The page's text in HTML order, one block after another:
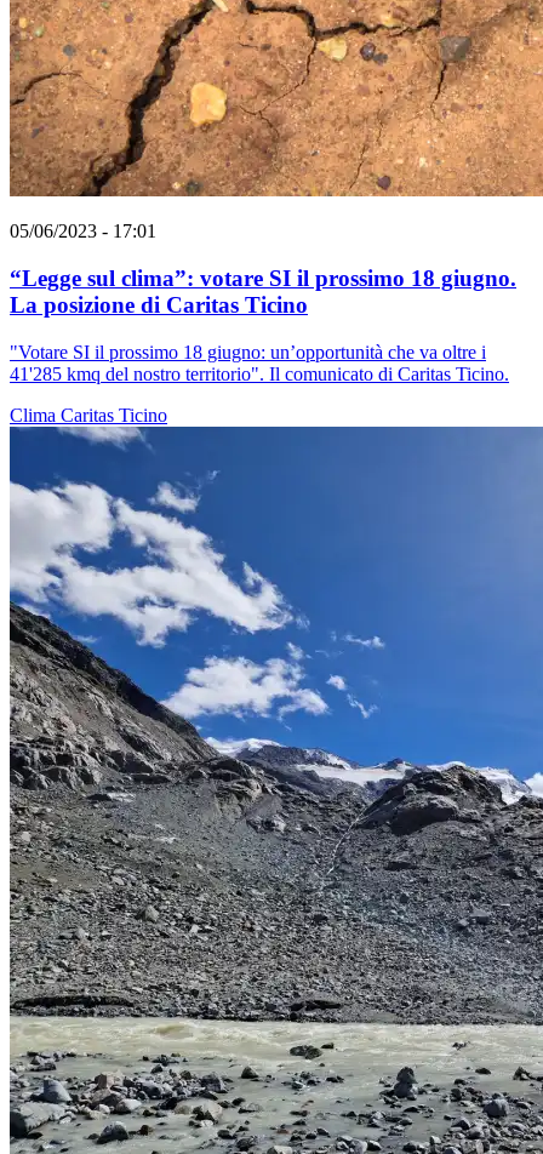
05/06/2023 - 17:01
“Legge sul clima”: votare SI il prossimo 18 giugno.
La posizione di Caritas Ticino
"Votare SI il prossimo 18 giugno: un’opportunità che va oltre i
41'285 kmq del nostro territorio". Il comunicato di Caritas Ticino.
Clima Caritas Ticino